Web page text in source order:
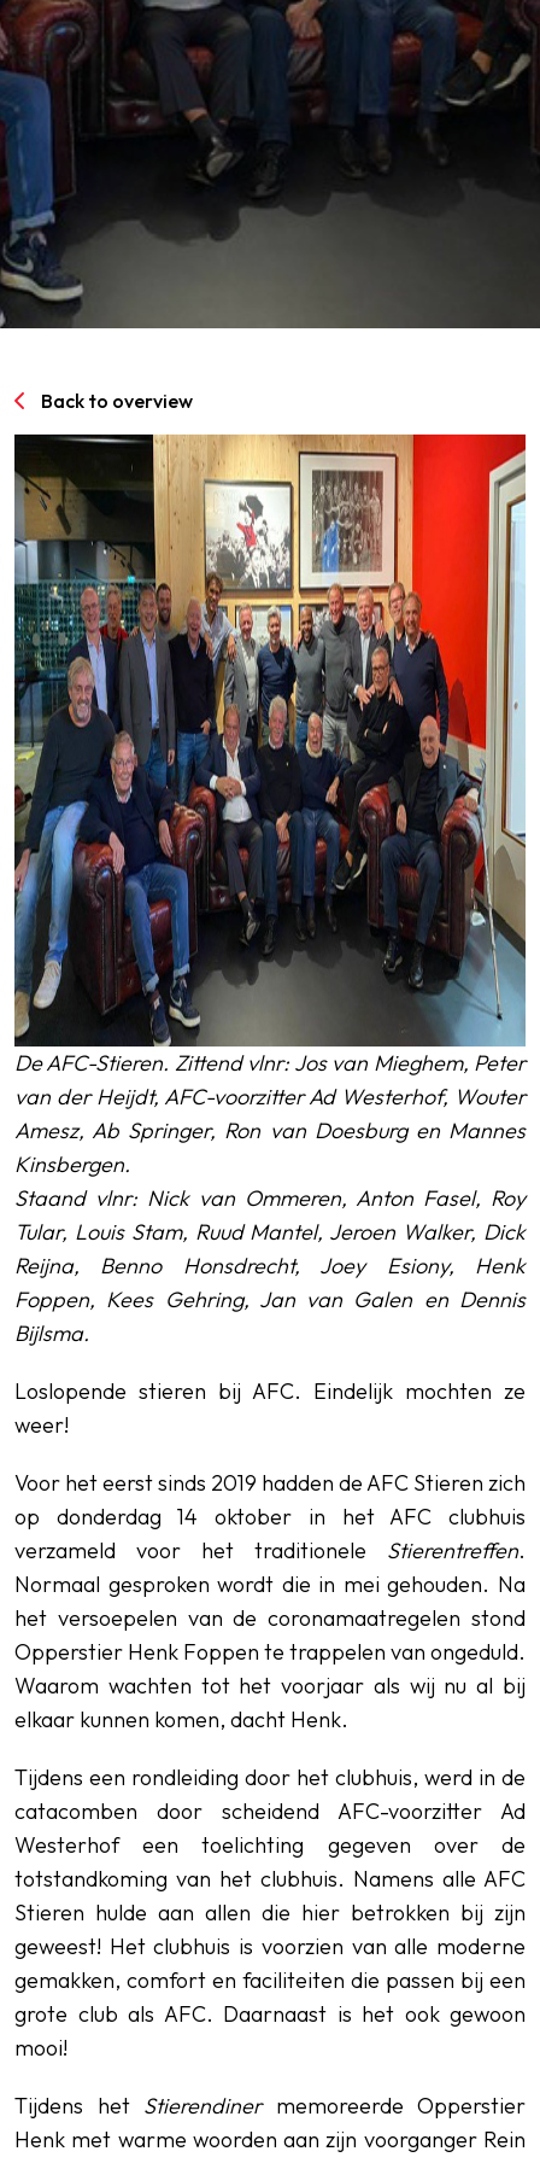
SPORTPARK GOED GENOEG
LIDMAATSCHAP
CONTACT
Back to overview
De AFC-Stieren. Zittend vlnr: Jos van Mieghem, Peter
van der Heijdt, AFC-voorzitter Ad Westerhof, Wouter
Amesz, Ab Springer, Ron van Doesburg en Mannes
Kinsbergen.
Staand vlnr: Nick van Ommeren, Anton Fasel, Roy
Tular, Louis Stam, Ruud Mantel, Jeroen Walker, Dick
Reijna, Benno Honsdrecht, Joey Esiony, Henk
Foppen, Kees Gehring, Jan van Galen en Dennis
Bijlsma.
Loslopende stieren bij AFC. Eindelijk mochten ze
weer!
Voor het eerst sinds 2019 hadden de AFC Stieren zich
op donderdag 14 oktober in het AFC clubhuis
verzameld voor het traditionele Stierentreffen.
Normaal gesproken wordt die in mei gehouden. Na
het versoepelen van de coronamaatregelen stond
Opperstier Henk Foppen te trappelen van ongeduld.
Waarom wachten tot het voorjaar als wij nu al bij
elkaar kunnen komen, dacht Henk.
Tijdens een rondleiding door het clubhuis, werd in de
catacomben door scheidend AFC-voorzitter Ad
Westerhof een toelichting gegeven over de
totstandkoming van het clubhuis. Namens alle AFC
Stieren hulde aan allen die hier betrokken bij zijn
geweest! Het clubhuis is voorzien van alle moderne
gemakken, comfort en faciliteiten die passen bij een
grote club als AFC. Daarnaast is het ook gewoon
mooi!
Tijdens hetStierendinermemoreerde Opperstier
Henk met warme woorden aan zijn voorganger Rein